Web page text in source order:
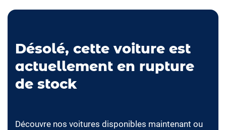
Désolé, cette voiture est
actuellement en rupture
de stock
Découvre nos voitures disponibles maintenant ou